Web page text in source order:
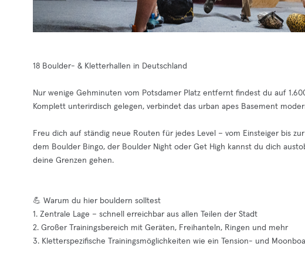
18 Boulder- & Kletterhallen in Deutschland
Nur wenige Gehminuten vom Potsdamer Platz entfernt findest du auf
Komplett unterirdisch gelegen, verbindet das urban apes Basement
Freu dich auf ständig neue Routen für jedes Level – vom Einsteiger bis
dem Boulder Bingo, der Boulder Night oder Get High kannst du dich
deine Grenzen gehen.
💪 Warum du hier bouldern solltest
1. Zentrale Lage – schnell erreichbar aus allen Teilen der Stadt
2. Großer Trainingsbereich mit Geräten, Freihanteln, Ringen und mehr
3. Kletterspezifische Trainingsmöglichkeiten wie ein Tension- und